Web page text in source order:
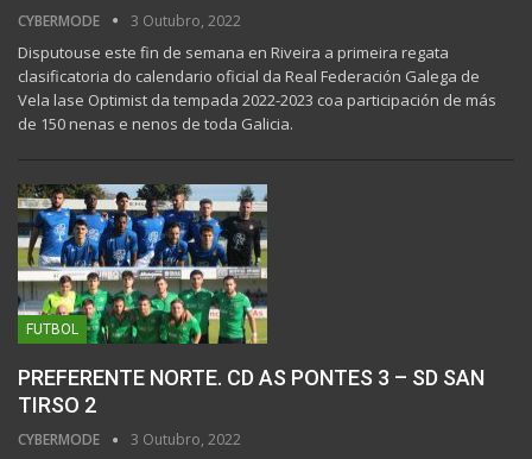
CYBERMODE 3 Outubro, 2022
Disputouse este fin de semana en Riveira a primeira regata
clasificatoria do calendario oficial da Real Federación Galega de
Vela lase Optimist da tempada 2022-2023 coa participación de más
de 150 nenas e nenos de toda Galicia.
FUTBOL
PREFERENTE NORTE. CD AS PONTES 3 – SD SAN
TIRSO 2
CYBERMODE 3 Outubro, 2022